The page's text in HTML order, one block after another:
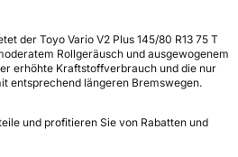
der Toyo Vario V2 Plus 145/80 R13 75 T
Rollgeräusch und ausgewogenem
erhöhte Kraftstoffverbrauch und die nur
entsprechend längeren Bremswegen.
und profitieren Sie von Rabatten und